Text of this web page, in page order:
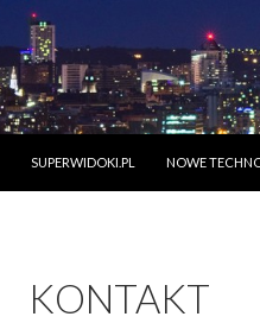
SUPERWIDOKI.PL
NOWE
KONTAKT